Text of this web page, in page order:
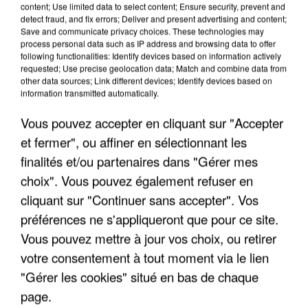
FRANCE
"JE SUIS À DISPOSITION DES
ENFOIRÉS"
"ON A TOUS LE TRAC"
"ON N'EST PAS DES PARENTS
PARFAITS"
content; Use limited data to select content; Ensure security, prevent and
detect fraud, and fix errors; Deliver and present advertising and content;
Save and communicate privacy choices. These technologies may
process personal data such as IP address and browsing data to offer
following functionalities: Identify devices based on information actively
requested; Use precise geolocation data; Match and combine data from
other data sources; Link different devices; Identify devices based on
information transmitted automatically.
Vous pouvez accepter en cliquant sur "Accepter
et fermer", ou affiner en sélectionnant les
finalités et/ou partenaires dans "Gérer mes
choix". Vous pouvez également refuser en
cliquant sur "Continuer sans accepter". Vos
préférences ne s'appliqueront que pour ce site.
Vous pouvez mettre à jour vos choix, ou retirer
votre consentement à tout moment via le lien
"Gérer les cookies" situé en bas de chaque
page.